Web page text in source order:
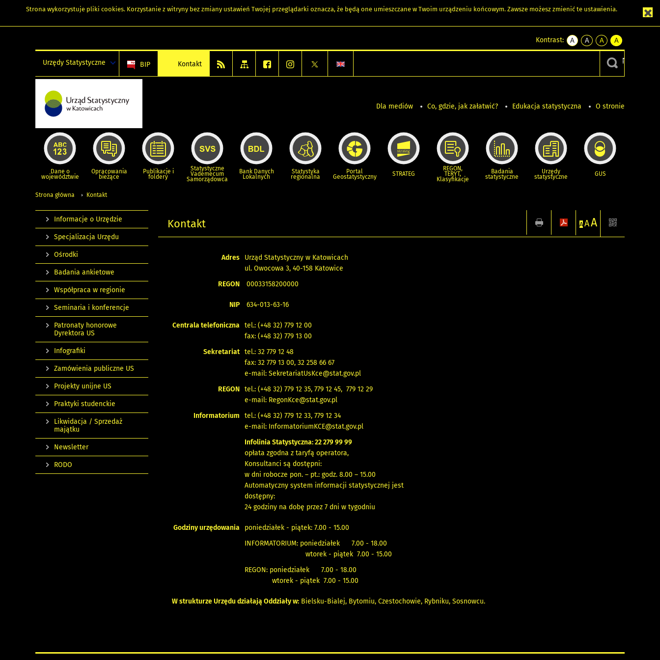
Strona wykorzystuje pliki cookies. Korzystanie z witryny bez zmiany ustawień Twojej przeglądarki oznacza, że będą one umieszczane w Twoim urządzeniu końcowym. Zawsze możesz zmienić te ustawienia.
Kontrast:
A
kontrast
A
kontrast
czarnym
A
kontrast
żółty
tekst
czarnym
A
kontrast
czarny
tekst
żółtym
Urzędy Statystyczne BIP Kontakt
Dla mediów Co, gdzie, jak załatwić? Edukacja statystyczna O stronie
Dane o
województwie
Opracowania
bieżące
Publikacje i
foldery
Statystyczne
Vademecum
Samorządowca
Bank Danych
Lokalnych
Statystyka
regionalna
Portal
Geostatystyczny STRATEG
REGON,
TERYT,
Klasyfikacje
Badania
statystyczne
Urzędy
statystyczne GUS
Strona główna Kontakt
Kontakt A AA
Adres
Urząd Statystyczny w Katowicach
ul. Owocowa 3, 40-158 Katowice
REGON
00033158200000
NIP 634-013-63-16
Centrala telefoniczna
tel.: (+48 32) 779 12 00
fax: (+48 32) 779 13 00
Sekretariat tel.: 32 779 12 48
fax: 32 779 13 00, 32 258 66 67
e-mail:SekretariatUsKce@stat.gov.pl
REGON tel.: (+48 32) 779 12 35, 779 12 45, 779 12 29
e-mail: RegonKce@stat.gov.pl
Informatorium
tel.: (+48 32) 779 12 33, 779 12 34
e-mail: InformatoriumKCE@stat.gov.pl
Infolinia Statystyczna: 22 279 99 99
opłata zgodna z taryfą operatora,
Konsultanci są dostępni:
w dni robocze pon. – pt.: godz. 8.00 – 15.00
Automatyczny system informacji statystycznej jest
dostępny:
24 godziny na dobę przez 7 dni w tygodniu
Godziny urzędowania
poniedziałek - piątek: 7.00 - 15.00
INFORMATORIUM: poniedziałek 7.00 - 18.00
wtorek - piątek 7.00 - 15.00
REGON: poniedziałek 7.00 - 18.00
wtorek - piątek 7.00 - 15.00
W strukturze Urzędu działają Oddziały w: Bielsku-Bialej, Bytomiu,Czestochowie, Rybniku,Sosnowcu.
Informacje o Urzędzie
Specjalizacja Urzędu
Ośrodki
Badania ankietowe
Współpraca w regionie
Seminaria i konferencje
Patronaty honorowe
Dyrektora US
Infografiki
Zamówienia publiczne US
Projekty unijne US
Praktyki studenckie
Likwidacja / Sprzedaż
majątku
Newsletter
RODO